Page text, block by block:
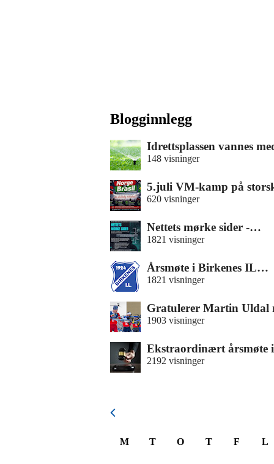
Blogginnlegg
Idrettsplassen vannes
148 visninger
5.juli VM-kamp på
620 visninger
Nettets mørke sider -…
1821 visninger
Årsmøte i Birkenes IL…
1821 visninger
Gratulerer Martin Uldal
1903 visninger
Ekstraordinært
2192 visninger
M T O T F L